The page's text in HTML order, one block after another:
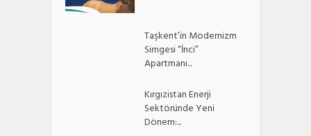
Taşkent’in Modernizm
Simgesi “İnci”
Apartmanı...
Kırgızistan Enerji
Sektöründe Yeni
Dönem:...